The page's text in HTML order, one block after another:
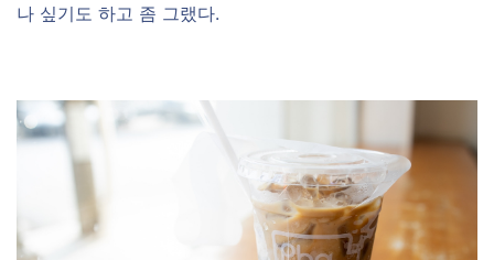
나 싶기도 하고 좀 그랬다.